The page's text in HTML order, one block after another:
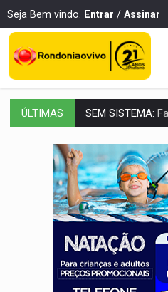
Seja Bem vindo. Entrar / Assinar
ÚLTIMAS SEM SISTEMA:
VÍDEO:Colisão
SOLIDARIEDADE:
DESAPARECIDO:
CASO MATHEUS:
DÉFICIT DE
CREDIBILIDADE: